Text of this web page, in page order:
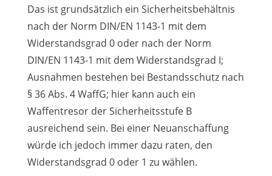
Das ist grundsätzlich ein Sicherheitsbehältnis
nach der Norm DIN/EN 1143-1 mit dem
Widerstandsgrad 0 oder nach der Norm
DIN/EN 1143-1 mit dem Widerstandsgrad I;
Ausnahmen bestehen bei Bestandsschutz nach
§ 36 Abs. 4 WaffG; hier kann auch ein
Waffentresor der Sicherheitsstufe B
ausreichend sein. Bei einer Neuanschaffung
würde ich jedoch immer dazu raten, den
Widerstandsgrad 0 oder 1 zu wählen.